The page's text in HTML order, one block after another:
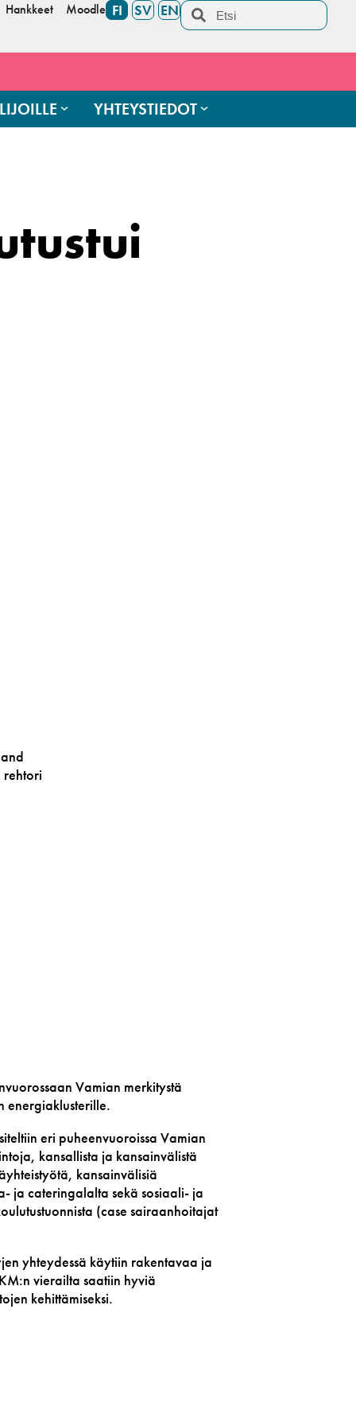
Hankkeet Moodle FI SV EN
YHTEYSTIEDOT
rehtori
Vamian merkitystä
energiaklusterille.
eri puheenvuoroissa Vamian
kansallista ja kansainvälistä
kansainvälisiä
ja cateringalalta sekä sosiaali- ja
(case sairaanhoitajat
yhteydessä käytiin rakentavaa ja
vierailta saatiin hyviä
kehittämiseksi.